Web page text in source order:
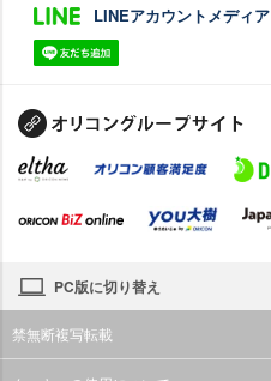
LINEアカウントメディア
PC版に切り替え
禁無断複写転載